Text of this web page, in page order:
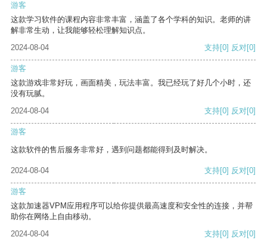
游客
这款学习软件的课程内容非常丰富，涵盖了各个学科的知识。老师的讲
解非常生动，让我能够轻松理解知识点。
2024-08-04
支持[0] 反对[0]
游客
这款游戏非常好玩，画面精美，玩法丰富。我已经玩了好几个小时，还
没有玩腻。
2024-08-04
支持[0] 反对[0]
游客
这款软件的售后服务非常好，遇到问题都能得到及时解决。
2024-08-04 支持[0] 反对[0]
游客
这款加速器VPM应用程序可以给你提供最高速度和安全性的连接，并帮
助你在网络上自由移动。
2024-08-04
支持[0] 反对[0]